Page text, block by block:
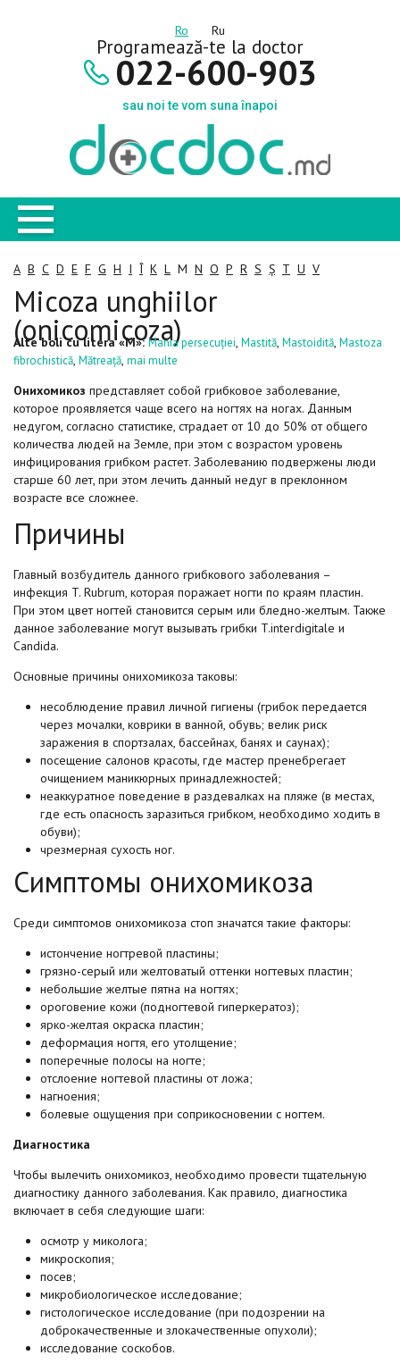
Ro Ru
Programează-te la doctor
022-600-903
sau noi te vom suna înapoi
A B C D E F G H I Î K L M N O P R S Ș T U V
Micoza unghiilor
(onicomicoza)
Alte boli cu litera «M»: Mania persecuției, Mastită, Mastoidită, Mastoza
fibrochistică, Mătreață, mai multe
Онихомикоз представляет собой грибковое заболевание,
которое проявляется чаще всего на ногтях на ногах. Данным
недугом, согласно статистике, страдает от 10 до 50% от общего
количества людей на Земле, при этом с возрастом уровень
инфицирования грибком растет. Заболеванию подвержены люди
старше 60 лет, при этом лечить данный недуг в преклонном
возрасте все сложнее.
Причины
Главный возбудитель данного грибкового заболевания –
инфекция T. Rubrum, которая поражает ногти по краям пластин.
При этом цвет ногтей становится серым или бледно-желтым. Также
данное заболевание могут вызывать грибки T.interdigitale и
Candida.
Основные причины онихомикоза таковы:
несоблюдение правил личной гигиены (грибок передается
через мочалки, коврики в ванной, обувь; велик риск
заражения в спортзалах, бассейнах, банях и саунах);
посещение салонов красоты, где мастер пренебрегает
очищением маникюрных принадлежностей;
неаккуратное поведение в раздевалках на пляже (в местах,
где есть опасность заразиться грибком, необходимо ходить в
обуви);
чрезмерная сухость ног.
Симптомы онихомикоза
Среди симптомов онихомикоза стоп значатся такие факторы:
истончение ногтревой пластины;
грязно-серый или желтоватый оттенки ногтевых пластин;
небольшие желтые пятна на ногтях;
ороговение кожи (подногтевой гиперкератоз);
ярко-желтая окраска пластин;
деформация ногтя, его утолщение;
поперечные полосы на ногте;
отслоение ногтевой пластины от ложа;
нагноения;
болевые ощущения при соприкосновении с ногтем.
Диагностика
Чтобы вылечить онихомикоз, необходимо провести тщательную
диагностику данного заболевания. Как правило, диагностика
включает в себя следующие шаги:
осмотр у миколога;
микроскопия;
посев;
микробиологическое исследование;
гистологическое исследование (при подозрении на
доброкачественные и злокачественные опухоли);
исследование соскобов.